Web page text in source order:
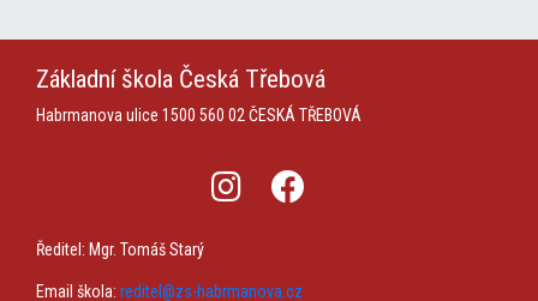
Základní škola Česká Třebová
Habrmanova ulice 1500 560 02 ČESKÁ TŘEBOVÁ
Ředitel: Mgr. Tomáš Starý
Email škola: reditel@zs-habrmanova.cz